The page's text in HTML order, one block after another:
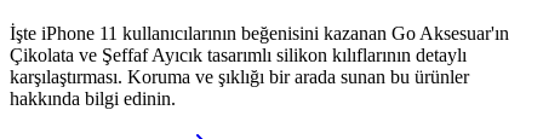
İşte iPhone 11 kullanıcılarının beğenisini kazanan Go Aksesuar'ın
Çikolata ve Şeffaf Ayıcık tasarımlı silikon kılıflarının detaylı
karşılaştırması. Koruma ve şıklığı bir arada sunan bu ürünler
hakkında bilgi edinin.